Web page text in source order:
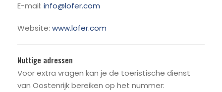
E-mail: info@lofer.com
Website: www.lofer.com
Nuttige adressen
Voor extra vragen kan je de toeristische dienst
van Oostenrijk bereiken op het nummer: